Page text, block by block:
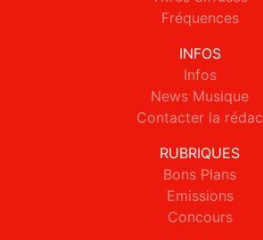
Fréquences
INFOS
Infos
News Musique
Contacter la rédac
RUBRIQUES
Bons Plans
Emissions
Concours